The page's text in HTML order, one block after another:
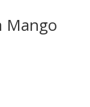
Mango